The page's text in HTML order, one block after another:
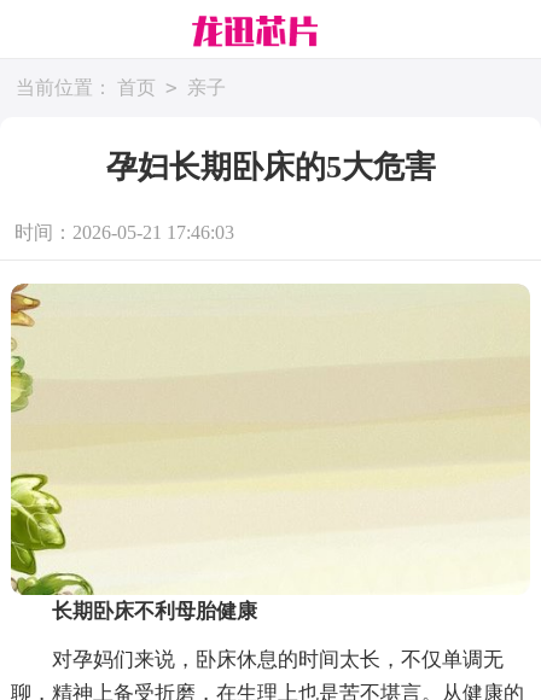
当前位置： 首页 > 亲子
孕妇长期卧床的5大危害
时间：2026-05-21 17:46:03
长期卧床不利母胎健康
对孕妈们来说，卧床休息的时间太长，不仅单调无
聊，精神上备受折磨，在生理上也是苦不堪言。从健康的